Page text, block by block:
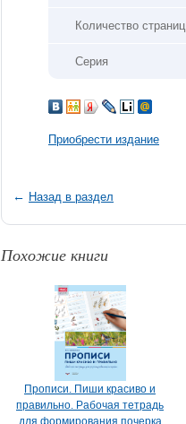
Количество страниц
Серия
Приобрести издание
← Назад в раздел
Похожие книги
Прописи. Пиши красиво и
правильно. Рабочая тетрадь
для формирования почерка